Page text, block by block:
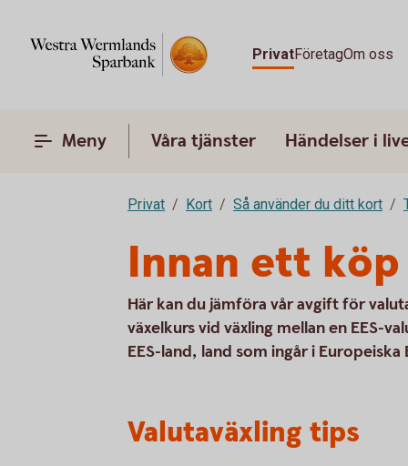
PrivatFöretagOm oss
Meny Våra tjänster Händelser i
Privat Kort Så använder du ditt kort
Innan ett
Här kan du jämföra vår avgift för
växelkurs vid växling mellan en EES-
EES-land, land som ingår i
Valutaväxling tips